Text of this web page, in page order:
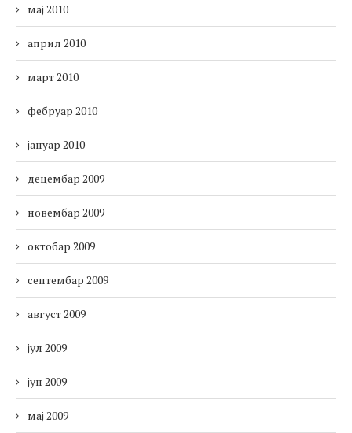
мај 2010
април 2010
март 2010
фебруар 2010
јануар 2010
децембар 2009
новембар 2009
октобар 2009
септембар 2009
август 2009
јул 2009
јун 2009
мај 2009